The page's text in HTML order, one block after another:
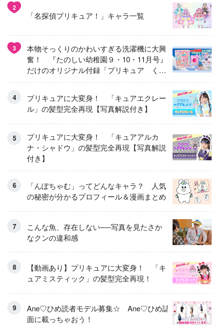
2
「名探偵プリキュア！」キャラ一覧
3
本物そっくりのかわいすぎる洗濯機に大興
奮！ 『たのしい幼稚園９・10・11月号』
だけのオリジナル付録「プリキュア くる
くるせんたくき」
プリキュアに大変身！ 「キュアエクレー
ル」の髪型完全再現【写真解説付き】
プリキュアに大変身！ 「キュアアルカ
ナ・シャドウ」の髪型完全再現【写真解説
付き】
「んぽちゃむ」ってどんなキャラ？ 人気
の秘密が分かるプロフィール＆漫画まとめ
こんな魚、存在しない──写真を見たさか
なクンの違和感
【動画あり】プリキュアに大変身！ 「キ
ュアミスティック」の髪型完全再現！
Ane♡ひめ読者モデル募集☆ Ane♡ひめ誌
面に載っちゃおう！